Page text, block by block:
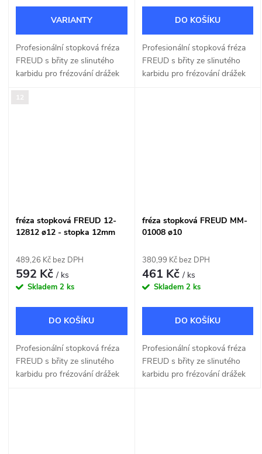
Profesionální stopková fréza
FREUD s břity ze slinutého
karbidu pro frézování drážek
24mm.
DO KOŠÍKU
Profesionální stopková fréza
FREUD s břity ze slinutého
karbidu pro frézování drážek
12
fréza stopková FREUD 12-
12812 ø12 - stopka 12mm
489,26 Kč bez DPH
592 Kč/ ks
Skladem 2 ks
DO KOŠÍKU
Profesionální stopková fréza
FREUD s břity ze slinutého
karbidu pro frézování drážek
fréza stopková FREUD MM-
01008 ø10
380,99 Kč bez DPH
461 Kč/ ks
Skladem 2 ks
DO KOŠÍKU
Profesionální stopková fréza
FREUD s břity ze slinutého
karbidu pro frézování drážek